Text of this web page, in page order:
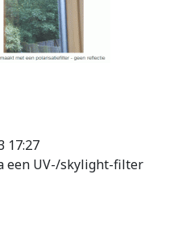
17:27
een UV-/skylight-filter